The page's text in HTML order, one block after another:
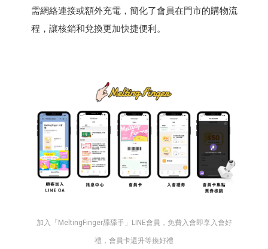
需網絡連接或額外充電，簡化了會員在門市的購物流
程，讓核銷和兌換更加快捷便利。
加入「MeltingFinger舔舔手」LINE會員，免費入會即享入會好
禮，會員卡還升等換好禮